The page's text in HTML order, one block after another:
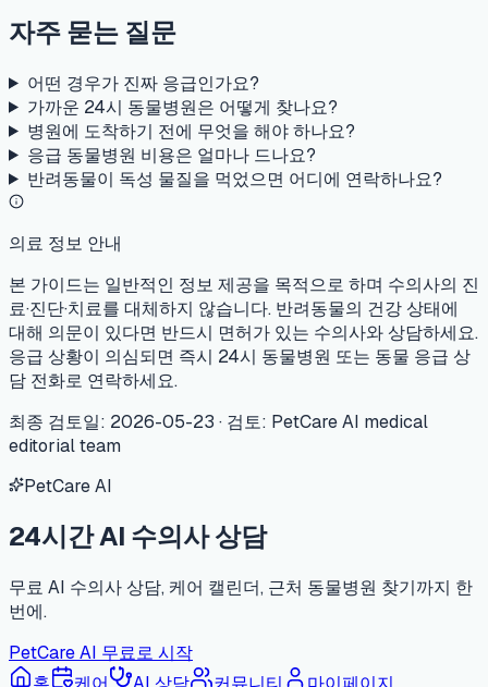
자주 묻는 질문
어떤 경우가 진짜 응급인가요?
가까운 24시 동물병원은 어떻게 찾나요?
병원에 도착하기 전에 무엇을 해야 하나요?
응급 동물병원 비용은 얼마나 드나요?
반려동물이 독성 물질을 먹었으면 어디에 연락하나요?
의료 정보 안내
본 가이드는 일반적인 정보 제공을 목적으로 하며 수의사의 진
료·진단·치료를 대체하지 않습니다. 반려동물의 건강 상태에
대해 의문이 있다면 반드시 면허가 있는 수의사와 상담하세요.
응급 상황이 의심되면 즉시 24시 동물병원 또는 동물 응급 상
담 전화로 연락하세요.
최종 검토일: 2026-05-23 · 검토: PetCare AI medical
editorial team
PetCare AI
24시간 AI 수의사 상담
무료 AI 수의사 상담, 케어 캘린더, 근처 동물병원 찾기까지 한
번에.
PetCare AI 무료로 시작